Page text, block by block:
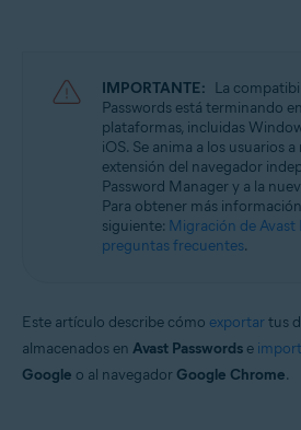
Avast Premium Security 22.x para Windows
Sistemas operativos:
Microsoft Windows 11 Home/Pro/Enterprise/
Microsoft Windows 10 Home/Pro/Enterprise/
Microsoft Windows 8.1/Pro/Enterprise - 32 o
Microsoft Windows 8/Pro/Enterprise - 32 o 64
Microsoft Windows 7 Home Basic/Home
Premium/Professional/Enterprise/Ultimate -
IMPORTANTE: La
Passwords está terminando
plataformas, incluidas
iOS. Se anima a los usuarios
extensión del navegador
Password Manager y a la
Para obtener más
siguiente: Migración de Avast
preguntas frecuentes.
Este artículo describe cómo exportartus
almacenados en Avast Passwords e
Google o al navegador Google Chrome.